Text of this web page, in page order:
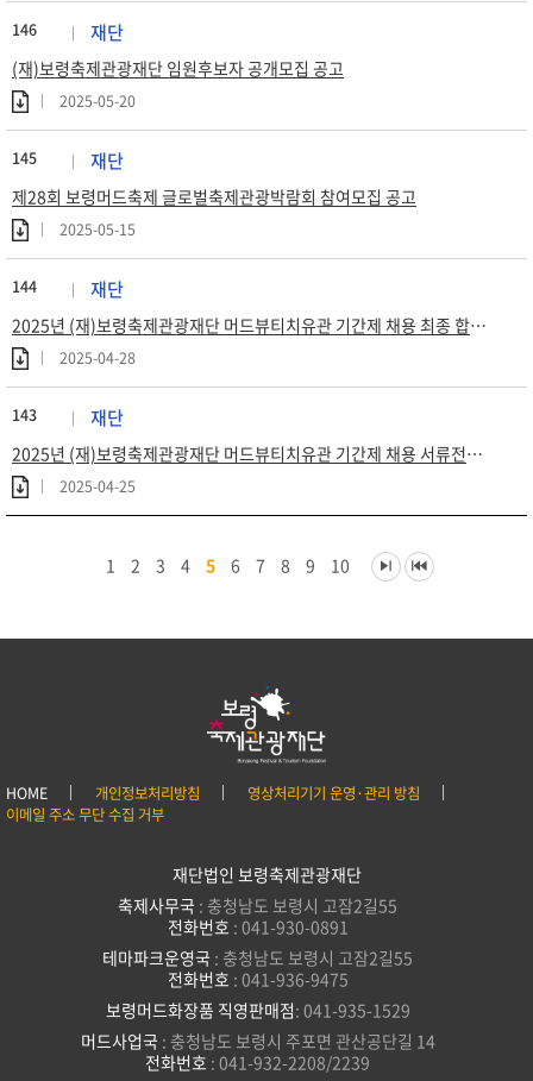
146 재단
(재)보령축제관광재단 임원후보자 공개모집 공고
2025-05-20
145 재단
제28회 보령머드축제 글로벌축제관광박람회 참여모집 공고
2025-05-15
144 재단
2025년 (재)보령축제관광재단 머드뷰티치유관 기간제 채용 최종 합격자 공고
2025-04-28
143 재단
2025년 (재)보령축제관광재단 머드뷰티치유관 기간제 채용 서류전형 합격자 공고
2025-04-25
1 2 3 4 5 6 7 8 9 10
HOME 개인정보처리방침
영상처리기기 운영·관리 방침
이메일 주소 무단 수집 거부
재단법인 보령축제관광재단
축제사무국 : 충청남도 보령시 고잠2길55
전화번호 : 041-930-0891
테마파크운영국 : 충청남도 보령시 고잠2길55
전화번호 : 041-936-9475
보령머드화장품 직영판매점: 041-935-1529
머드사업국 : 충청남도 보령시 주포면 관산공단길 14
전화번호 : 041-932-2208/2239